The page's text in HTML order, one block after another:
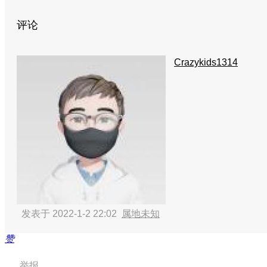
评论
Crazykids1314
发表于 2022-1-2 22:02 属地未知
赞